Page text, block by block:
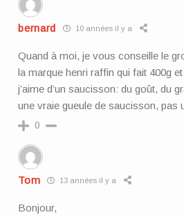
bernard 10 années il y a
Quand à moi, je vous conseille le
la marque henri raffin qui fait 400g
j’aime d’un saucisson: du goût, du
une vraie gueule de saucisson, pas
0
Tom 13 années il y a
Bonjour,